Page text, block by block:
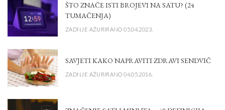
ŠTO ZNAČE ISTI BROJEVI NA SATU? (24
TUMAČENJA)
ZADNJE AŽURIRANO 05.04.2023.
SAVJETI KAKO NAPRAVITI ZDRAVI SENDVIČ
ZADNJE AŽURIRANO 04.05.2016.